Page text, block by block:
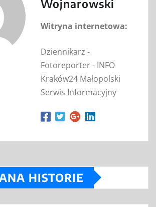
Wojnarowski
Witryna internetowa:
Dziennikarz -
Fotoreporter - INFO
Kraków24 Małopolski
Serwis Informacyjny
HISTORIE